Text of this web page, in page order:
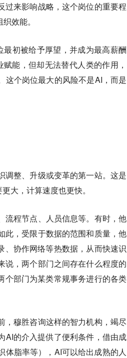
过来影响战略，这个岗位的重要程
效能。
初被给予厚望，并成为最高薪酬
能，但却无法替代人类的作用，
这个岗位最大的风险不是AI，而是
调整、升级或变革的第一站。这是
大，计算速度也更快。
流程节点、人员信息等。有时，他
此，受限于数据的范围和质量，他
、协作网络等热数据，从而快速识
说，两个部门之间存在什么程度的
个部门为某类常规事务进行的各类
，穆胜咨询这样的智力机构，竭尽
AI的介入提供了便利条件，借由成
体脂率等），AI可以给出成熟的人